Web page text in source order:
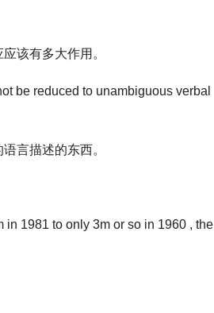
该有多大作用。
be reduced to unambiguous verbal
言描述的东西。
1981 to only 3m or so in 1960 , the